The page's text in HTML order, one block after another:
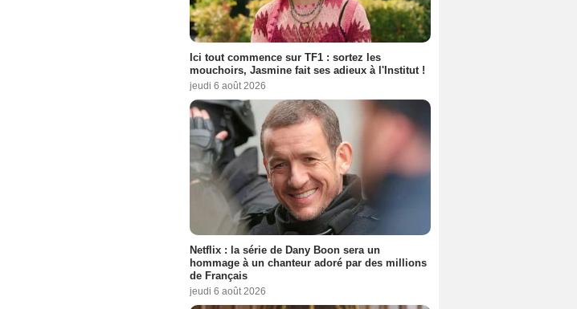
Ici tout commence sur TF1 : sortez les
mouchoirs, Jasmine fait ses adieux à l'Institut !
jeudi 6 août 2026
Netflix : la série de Dany Boon sera un
hommage à un chanteur adoré par des millions
de Français
jeudi 6 août 2026